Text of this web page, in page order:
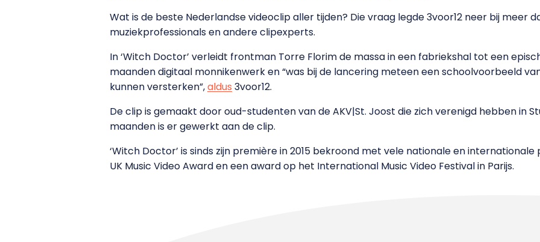
Wat is de beste Nederlandse videoclip aller tijden? Die vraag legde 3voor12 neer bij meer
muziekprofessionals en andere clipexperts.
In ‘Witch Doctor’ verleidt frontman Torre Florim de massa in een fabriekshal tot een
maanden digitaal monnikenwerk en “was bij de lancering meteen een schoolvoorbeeld
kunnen versterken”,aldus 3voor12.
De clip is gemaakt door oud-studenten van de AKV|St. Joost die zich verenigd hebben in
maanden is er gewerkt aan de clip.
‘Witch Doctor’ is sinds zijn première in 2015 bekroond met vele nationale en
UK Music Video Award en een award op het International Music Video Festival in Parijs.